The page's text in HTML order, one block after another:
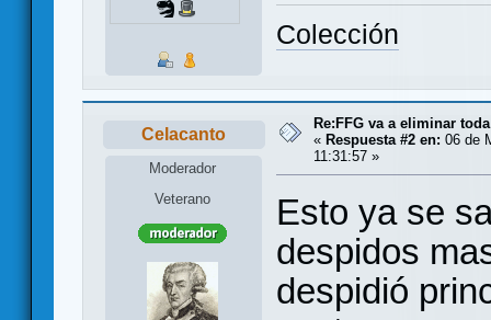
Colección
Celacanto
Moderador
Veterano
Re:FFG va a eliminar
« Respuesta #2 en: 06 de
11:31:57 »
Esto ya se
despidos
despidió